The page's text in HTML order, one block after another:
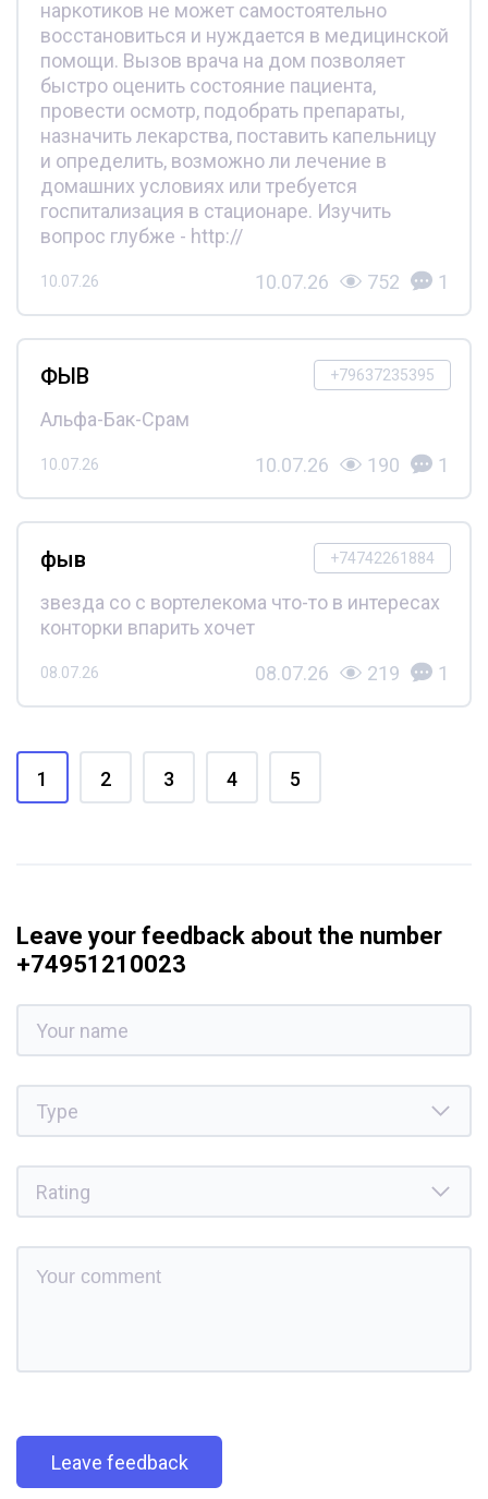
наркотиков не может самостоятельно
восстановиться и нуждается в медицинской
помощи. Вызов врача на дом позволяет
быстро оценить состояние пациента,
провести осмотр, подобрать препараты,
назначить лекарства, поставить капельницу
и определить, возможно ли лечение в
домашних условиях или требуется
госпитализация в стационаре. Изучить
вопрос глубже - http://
10.07.26 10.07.26 752 1
+79637235395
ФЫВ
Альфа-Бак-Срам
10.07.26 10.07.26 190 1
+74742261884
фыв
звезда со с вортелекома что-то в интересах
конторки впарить хочет
08.07.26 08.07.26 219 1
1 2 3 4 5
Leave your feedback about the number
+74951210023
Leave feedback